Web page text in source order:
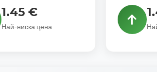
1.45 €
Най-ниска цена